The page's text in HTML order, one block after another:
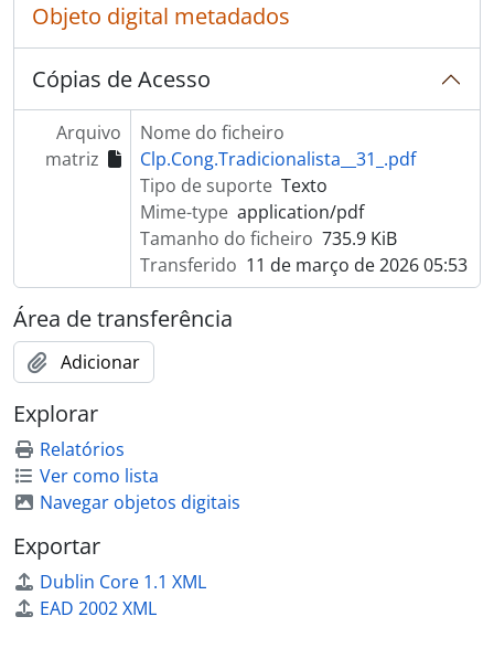
Objeto digital metadados
Cópias de Acesso
Arquivo
matriz
Nome do ficheiro
Clp.Cong.Tradicionalista__31_.pdf
Tipo de suporte Texto
Mime-type application/pdf
Tamanho do ficheiro 735.9 KiB
Transferido 11 de março de 2026 05:53
Área de transferência
Adicionar
Explorar
Relatórios
Ver como lista
Navegar objetos digitais
Exportar
Dublin Core 1.1 XML
EAD 2002 XML